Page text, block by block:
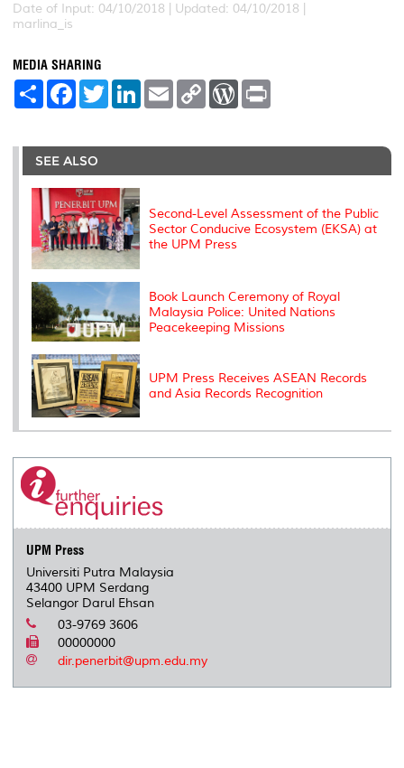
Date of Input: 04/10/2018 | Updated: 04/10/2018 |
marlina_is
MEDIA SHARING
S
e
F
a
b
o
o
k
T
w
t
r
L
e
I
E
m
l
C
L
n
W
P
e
t
SEE ALSO
Second-Level Assessment of the Public
Sector Conducive Ecosystem (EKSA) at
the UPM Press
Book Launch Ceremony of Royal
Malaysia Police: United Nations
Peacekeeping Missions
UPM Press Receives ASEAN Records
and Asia Records Recognition
UPM Press
Universiti Putra Malaysia
43400 UPM Serdang
Selangor Darul Ehsan
03-9769 3606
00000000
dir.penerbit@upm.edu.my